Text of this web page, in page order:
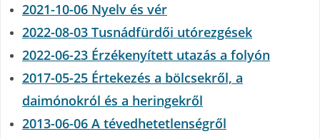
2021-10-06 Nyelv és vér
2022-08-03 Tusnádfürdői utórezgések
2022-06-23 Érzékenyített utazás a folyón
2017-05-25 Értekezés a bölcsekről, a
daimónokról és a heringekről
2013-06-06 A tévedhetetlenségről